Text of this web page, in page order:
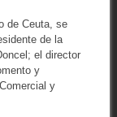
de Ceuta, se
de la
el director
y
y